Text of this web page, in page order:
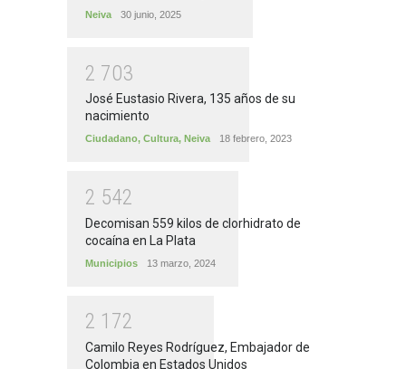
Neiva 30 junio, 2025
2 703
José Eustasio Rivera, 135 años de su
nacimiento
Ciudadano, Cultura, Neiva 18 febrero, 2023
2 542
Decomisan 559 kilos de clorhidrato de
cocaína en La Plata
Municipios 13 marzo, 2024
2 1 72
Camilo Reyes Rodríguez, Embajador de
Colombia en Estados Unidos